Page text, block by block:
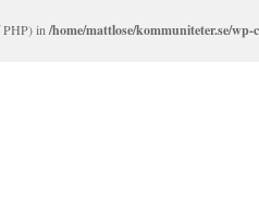
PHP) in /home/mattlose/kommuniteter.se/